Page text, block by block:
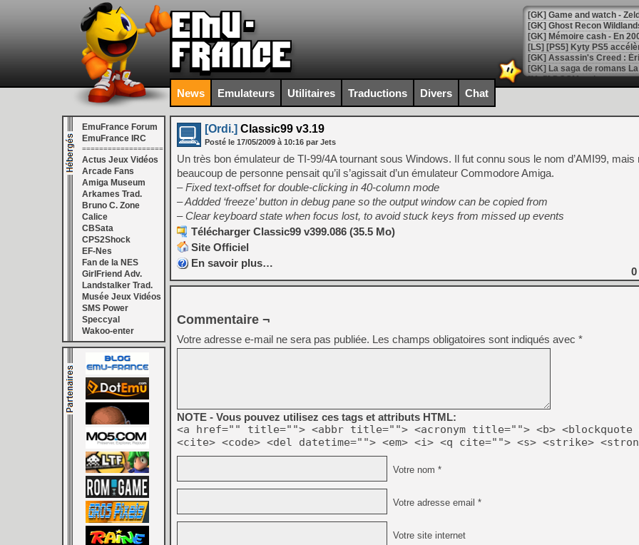
[Mo5] DOOM arrive en
[GK] Bethesda fête les 30
[GK] Roblox : l'action en
[GK] Agenda - GeForce
[GK] Devolver Digital en a
[LS] [PS5] ps5-y2jb-
[GK] Pourquoi Marvel
[GK] Test : Restory : Chill
[GK] GTA 6 : Rockstar
[GK] Hot Wheels Infinite
[GK] Mémoire cash -
[GK] Résultats Nintendo :
[GK] Déjà des
[Mo5] Brickboy cherche à
[GK] Minecraft et ses «
[GK] Beast of
[GK] Ubisoft : fin de partie
[GK] Mémoire cash -
[GK] Dan Houser (GTA)
[GK] Comment EA Sports
[GK] Crimson Moon : un
[GK] Isle of Reveries : le
[GK] Moonlighter 2 : The
[GK] Capcom relance
[Mo5] Deux inédits du
[GK] Le beat'em up The
[GK] Endless Legend 2 :
[LS] [PS5] Premiers
News Emulateurs Utilitaires Traductions Divers Chat
EmuFrance Forum
EmuFrance IRC
===================
Actus Jeux Vidéos
Arcade Fans
Amiga Museum
Arkames Trad.
Bruno C. Zone
Calice
CBSata
CPS2Shock
EF-Nes
Fan de la NES
GirlFriend Adv.
Landstalker Trad.
Musée Jeux Vidéos
SMS Power
Speccyal
Wakoo-enter
[Ordi.] Classic99 v3.19
Posté le 17/05/2009 à 10:16 par Jets
Un très bon émulateur de TI-99/4A tournant sous Windows. Il fut connu sous le nom d’AMI99, mais
beaucoup de personne pensait qu’il s’agissait d’un émulateur Commodore Amiga.
– Fixed text-offset for double-clicking in 40-column mode
– Addded ‘freeze’ button in debug pane so the output window can be copied from
– Clear keyboard state when focus lost, to avoid stuck keys from missed up events
Télécharger Classic99 v399.086 (35.5 Mo)
Site Officiel
En savoir plus…
0
Commentaire ¬
Votre adresse e-mail ne sera pas publiée. Les champs obligatoires sont indiqués avec *
NOTE - Vous pouvez utilisez ces tags et attributs HTML:
<a href="" title=""> <abbr title=""> <acronym title=""> <b> <blockquote
<cite> <code> <del datetime=""> <em> <i> <q cite=""> <s> <strike>
Votre nom *
Votre adresse email *
Votre site internet